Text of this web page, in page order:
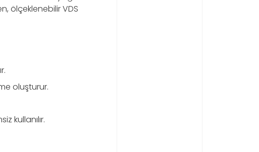
ölçeklenebilir VDS
oluşturur.
kullanılır.